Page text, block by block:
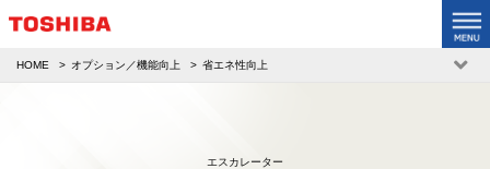
HOME オプション／機能向上 省エネ性向上
エスカレーター